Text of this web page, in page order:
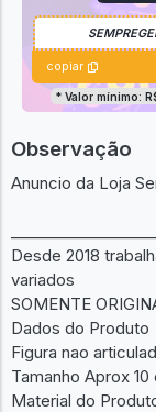
copiar
* Valor mínimo:
Observação
Anuncio da Loja
Desde 2018
variados
SOMENTE
Dados do Produto
Figura nao
Tamanho Aprox
Material do